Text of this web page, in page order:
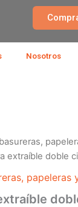
Nosotros
extraíble doble